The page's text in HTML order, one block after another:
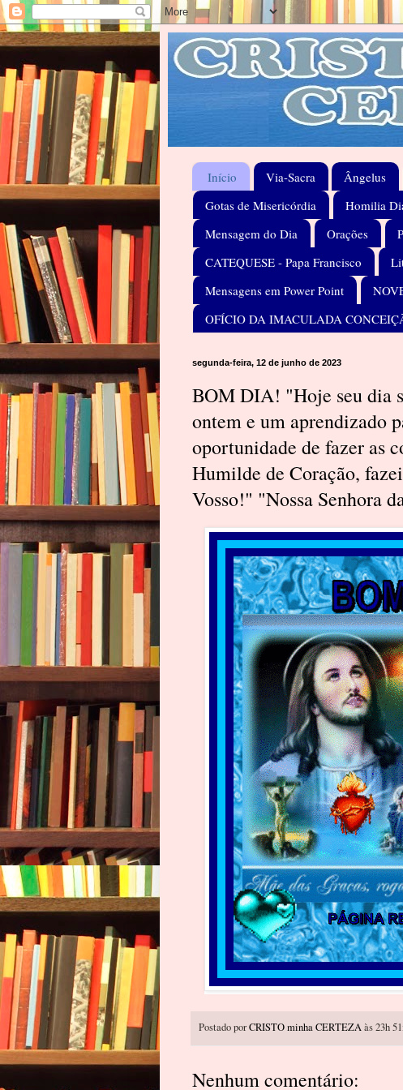
Início Via-Sacra Ângelus
Gotas de Misericórdia
Homilia
Mensagem do Dia
Orações
CATEQUESE - Papa Francisco
Mensagens em Power Point
OFÍCIO DA IMACULADA
segunda-feira, 12 de junho de 2023
BOM DIA! "Hoje seu dia
ontem e um aprendizado
oportunidade de fazer as
Humilde de Coração,
Vosso!" "Nossa Senhora
Postado porCRISTO minha CERTEZAàs 23h
Nenhum comentário: